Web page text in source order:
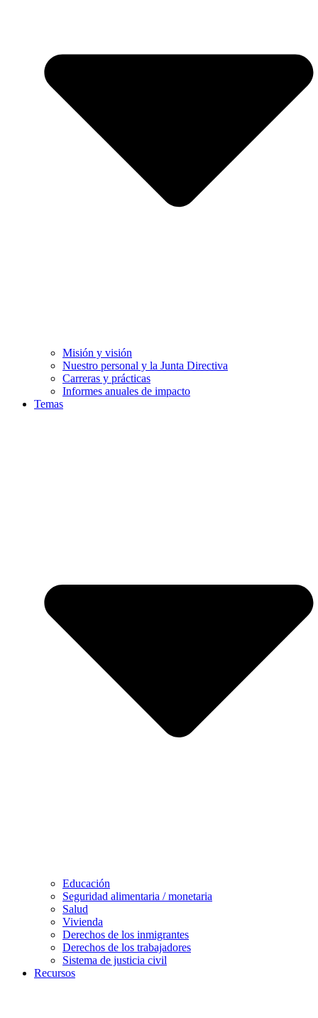
Misión y visión
Nuestro personal y la Junta Directiva
Carreras y prácticas
Informes anuales de impacto
Temas
Educación
Seguridad alimentaria / monetaria
Salud
Vivienda
Derechos de los inmigrantes
Derechos de los trabajadores
Sistema de justicia civil
Recursos